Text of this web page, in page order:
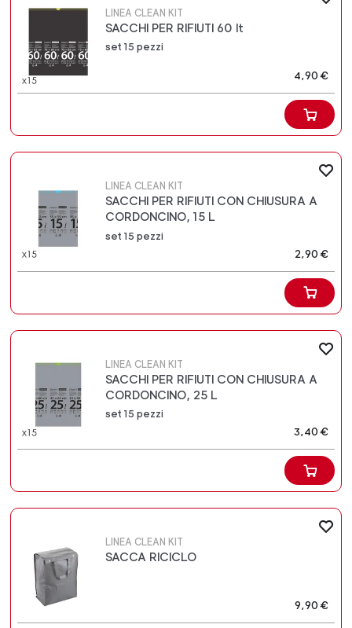
LINEA CLEAN KIT
SACCHI PER RIFIUTI 60 lt
set 15 pezzi
4,90 €
LINEA CLEAN KIT
SACCHI PER RIFIUTI CON CHIUSURA A
CORDONCINO, 15 L
set 15 pezzi
2,90 €
LINEA CLEAN KIT
SACCHI PER RIFIUTI CON CHIUSURA A
CORDONCINO, 25 L
set 15 pezzi
3,40 €
LINEA CLEAN KIT
SACCA RICICLO
9,90 €